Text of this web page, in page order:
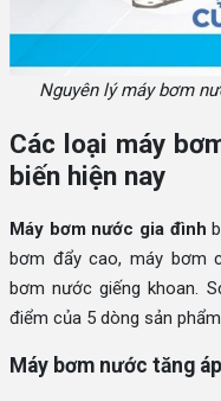
Nguyên lý máy bơm
Các loại máy
biến hiện nay
Máy bơm nước gia đình
bơm đẩy cao, máy bơm
bơm nước giếng khoan.
điểm của 5 dòng sản
Máy bơm nước tăng áp